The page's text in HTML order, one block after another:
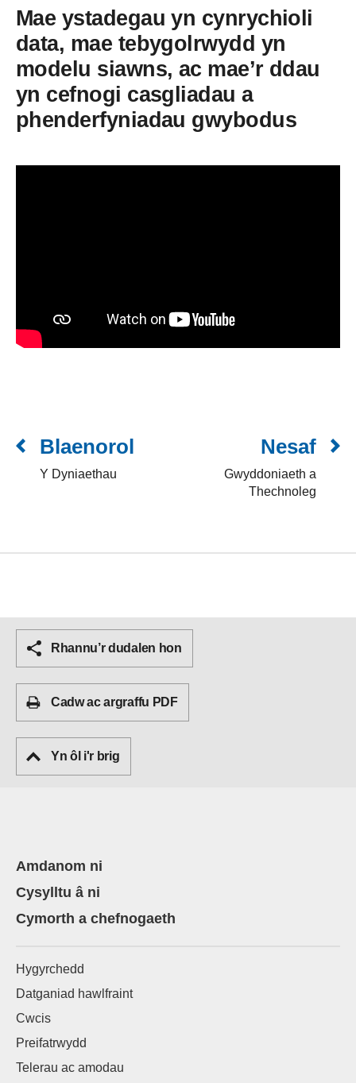
Mae ystadegau yn cynrychioli
data, mae tebygolrwydd yn
modelu siawns, ac mae’r ddau
yn cefnogi casgliadau a
phenderfyniadau gwybodus
Blaenorol
Y Dyniaethau
Nesaf
Gwyddoniaeth a
Thechnoleg
Rhannu’r dudalen hon
Cadw ac argraffu PDF
Yn ôl i'r brig
Amdanom ni
Cysylltu â ni
Cymorth a chefnogaeth
Hygyrchedd
Datganiad hawlfraint
Cwcis
Preifatrwydd
Telerau ac amodau